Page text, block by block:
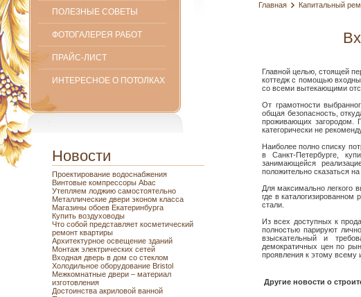
ПОЛЕЗНЫЕ СОВЕТЫ
ФОТОГАЛЕРЕЯ РАБОТ
ПРАЙС-ЛИСТ
ИНТЕРЕСНОЕ О ПОТОЛКАХ
Новости
Проектирование водоснабжения
Винтовые компрессоры Abac
Утепляем лоджию самостоятельно
Металлические двери эконом класса
Магазины обоев Екатеринбурга
Купить воздуховоды
Что собой представляет косметический
ремонт квартиры
Архитектурное освещение зданий
Монтаж электрических сетей
Входная дверь в дом со стеклом
Холодильное оборудование Bristol
Межкомнатные двери – материал
изготовления
Достоинства акриловой ванной
Главная Капитальный
Главной целью, стоящей
коттедж с помощью
со всеми вытекающими
От грамотности
общая безопасность,
проживающих загородом.
категорически не
Наиболее полно списку
в Санкт-Петербурге,
занимающейся
положительно сказаться
Для максимально легкого
где в
стали.
Из всех доступных к
полностью парируют
взыскательный и
демократичных цен по
проявления к этому всему
Другие новости о